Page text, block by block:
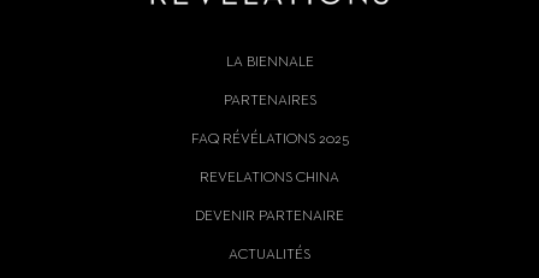
LA BIENNALE
PARTENAIRES
FAQ RÉVÉLATIONS 2025
REVELATIONS CHINA
DEVENIR PARTENAIRE
ACTUALITÉS